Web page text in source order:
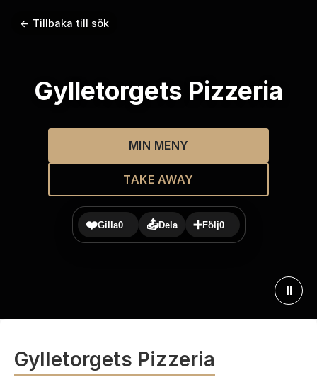
← Tillbaka till sök
Gylletorgets Pizzeria
MIN MENY
TAKE AWAY
❤️Gilla0 📤Dela ➕Följ0
⏸
Gylletorgets Pizzeria